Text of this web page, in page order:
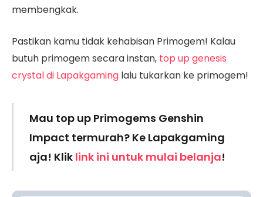
membengkak.
Pastikan kamu tidak kehabisan Primogem! Kalau
butuh primogem secara instan, top up genesis
crystal di Lapakgaming lalu tukarkan ke primogem!
Mau top up Primogems Genshin
Impact termurah? Ke Lapakgaming
aja! Klik link ini untuk mulai belanja!